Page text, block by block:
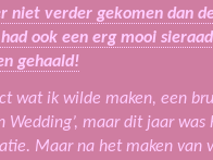
niet verder gekomen dan
ook een erg mooi
gehaald!
wat ik wilde maken, een
Wedding’, maar dit jaar
Maar na het maken van